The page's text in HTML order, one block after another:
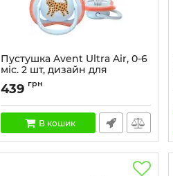
Пустушка Avent Ultra Air, 0-6
міс. 2 шт, дизайн для
хлопчиків.
Артикул:
439 грн
В кошик